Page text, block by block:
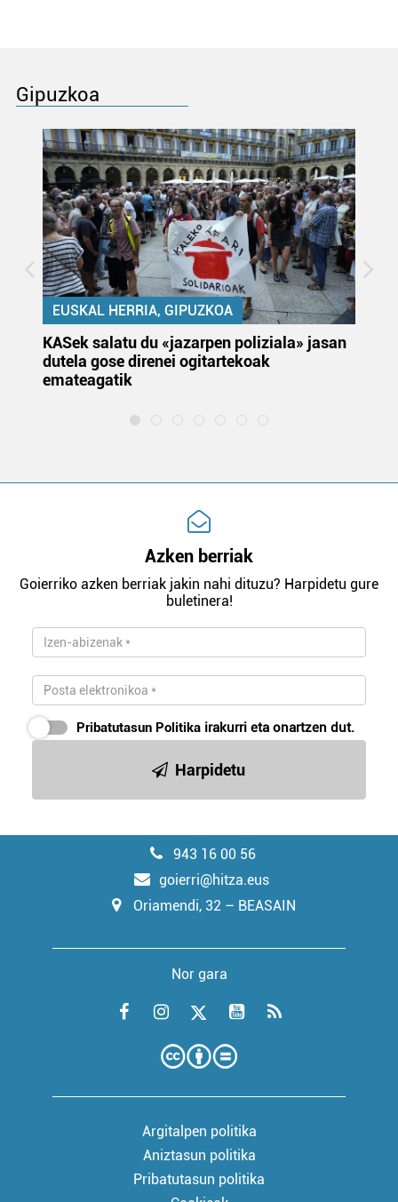
Gipuzkoa
EUSKAL HERRIA, GIPUZKOA
KASek salatu du «jazarpen poliziala» jasan
dutela gose direnei ogitartekoak
emateagatik
Azken berriak
Goierriko azken berriak jakin nahi dituzu? Harpidetu gure
buletinera!
Pribatutasun Politika irakurri eta onartzen dut.
Harpidetu
943 16 00 56
goierri@hitza.eus
Oriamendi, 32 – BEASAIN
Nor gara
Argitalpen politika
Aniztasun politika
Pribatutasun politika